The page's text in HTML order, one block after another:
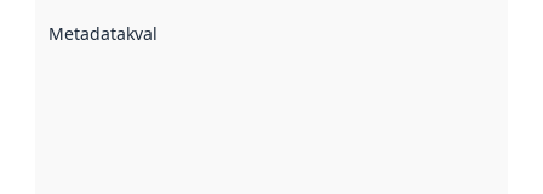
Metadatakvalitet